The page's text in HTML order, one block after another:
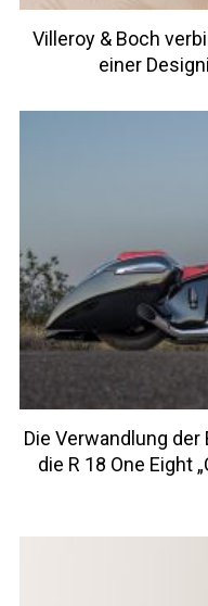
Villeroy & Boch
einer
Die Verwandlung
die R 18 One Eight